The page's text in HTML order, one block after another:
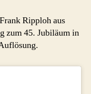
Klo
4K
Restaurierung
Ripploh aus
zum 45. Jubiläum in